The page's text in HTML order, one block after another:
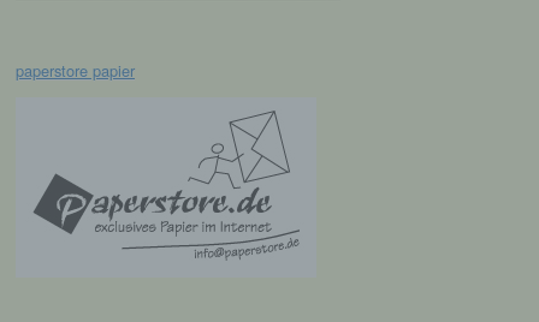
paperstore papierd) Einschränkung der Verarbeitung
Einschränkung der Verarbeitung ist die
Markierung gespeicherter
personenbezogener Daten mit dem Ziel, ihre
künftige Verarbeitung einzuschränken.
e) Profiling